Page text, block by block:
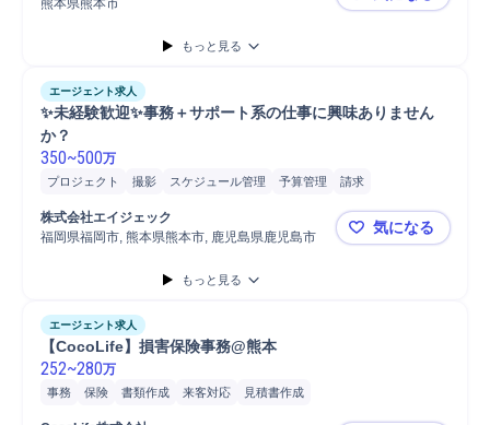
熊本県熊本市
【河北本店
もっと見る
エージェント求人
✨未経験歓迎✨事務＋サポート系の仕事に興味ありません
か？
350~500万
プロジェクト 撮影 スケジュール管理 予算管理
請求
データ/文字入力
株式会社エイジェック
福岡県福岡市, 熊本県熊本市, 鹿児島県鹿児島市
✨未経験歓
気になる
もっと見る
エージェント求人
【CocoLife】損害保険事務@熊本
252~280万
事務 保険 書類作成 来客対応 見積書作成